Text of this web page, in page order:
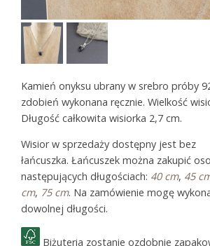
Kamień onyksu ubrany w srebro próby
zdobień wykonana ręcznie. Wielkość
Długość całkowita wisiorka 2,7 cm.
Wisior w sprzedaży dostępny jest bez
łańcuszka. Łańcuszek można zakupić
następujących długościach: 40 cm, 45
cm, 75 cm. Na zamówienie mogę
dowolnej długości.
Biżuteria zostanie ozdobnie